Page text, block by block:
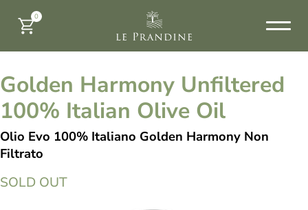
0
Golden Harmony Unfiltered
100% Italian Olive Oil
Olio Evo 100% Italiano Golden Harmony Non
Filtrato
SOLD OUT